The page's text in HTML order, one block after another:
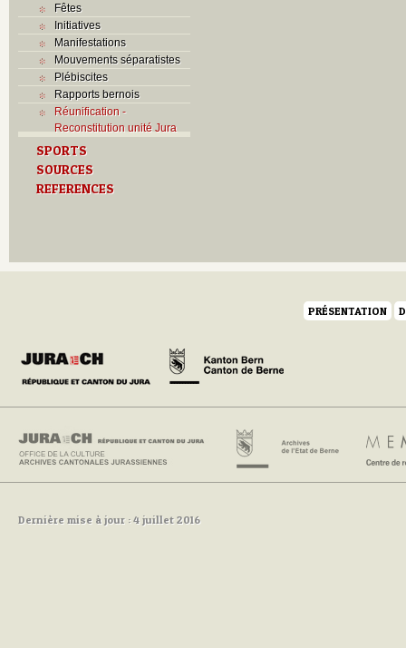
Fêtes
Initiatives
Manifestations
Mouvements séparatistes
Plébiscites
Rapports bernois
Réunification -
Reconstitution unité Jura
SPORTS
SOURCES
REFERENCES
PRÉSENTATION
Dernière mise à jour : 4 juillet 2016